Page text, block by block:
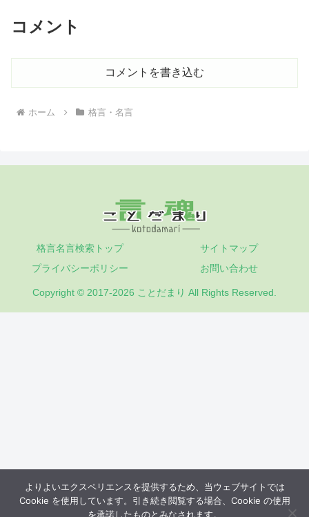
コメント
コメントを書き込む
ホーム 格言・名言
格言名言検索トップ
サイトマップ
プライバシーポリシー
お問い合わせ
Copyright © 2017-2026 ことだまり All Rights Reserved.
よりよいエクスペリエンスを提供するため、当ウェブサイトでは
Cookie を使用しています。引き続き閲覧する場合、Cookie の使用
を承諾したものとみなされます。